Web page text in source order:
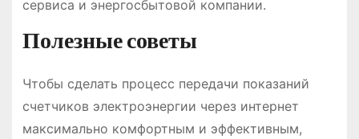
сервиса и энергосбытовой компании.
Полезные советы
Чтобы сделать процесс передачи показаний
счетчиков электроэнергии через интернет
максимально комфортным и эффективным,